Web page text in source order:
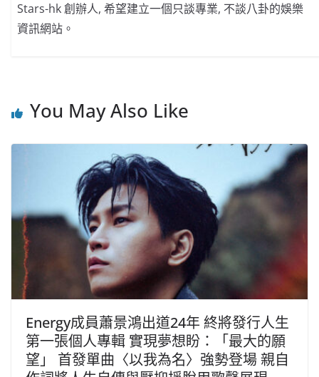
Stars-hk 創辦人, 希望建立一個只談專業, 不談八卦的娛樂
資訊網站。
You May Also Like
Energy成員蕭景鴻出道24年 終將發行人生
第一張個人專輯 實現夢想盼：「最大的願
望」 首發單曲〈以我為名〉強勢登場 親自